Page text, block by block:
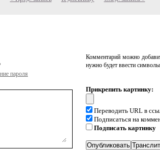
пароля
Комментарий можно
нужно будет ввести
Прикрепить картинку:
Переводить URL в
Подписаться на
Подписать картинку